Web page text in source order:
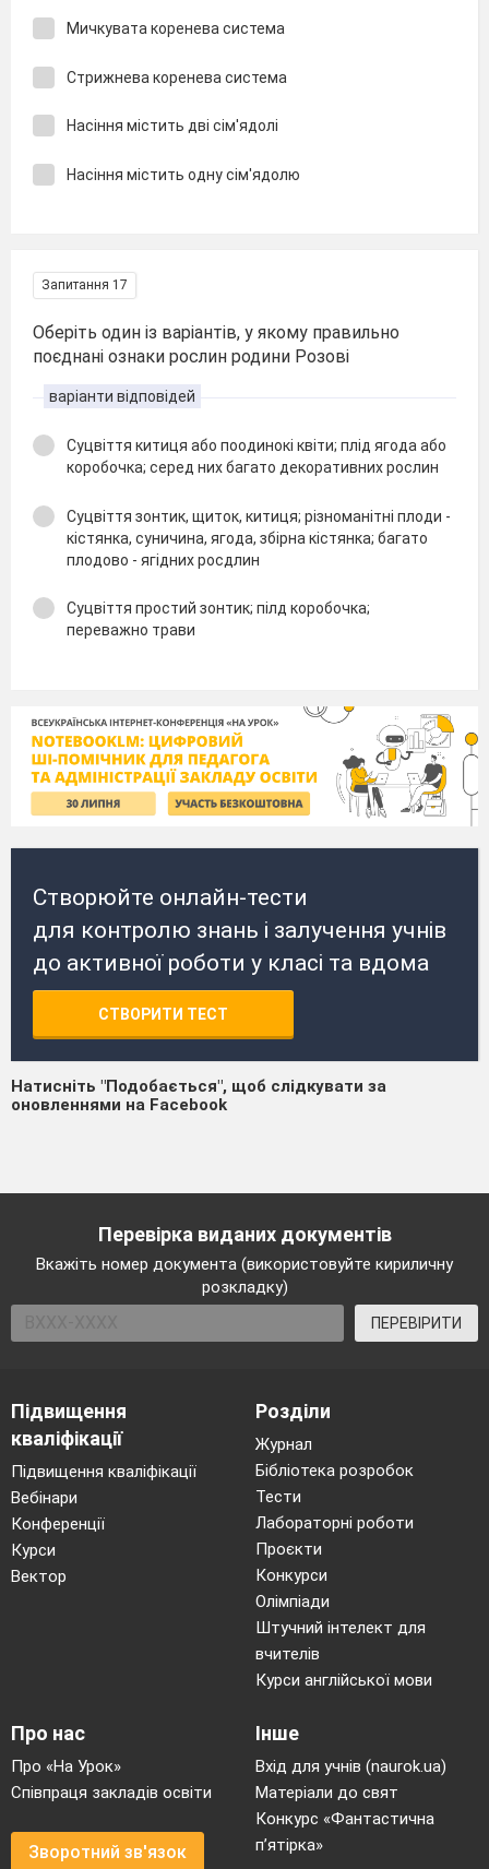
Мичкувата коренева система
Стрижнева коренева система
Насіння містить дві сім'ядолі
Насіння містить одну сім'ядолю
Запитання 17
Оберіть один із варіантів, у якому правильно
поєднані ознаки рослин родини Розові
варіанти відповідей
Суцвіття китиця або поодинокі квіти; плід ягода або
коробочка; серед них багато декоративних рослин
Суцвіття зонтик, щиток, китиця; різноманітні плоди -
кістянка, суничина, ягода, збірна кістянка; багато
плодово - ягідних росдлин
Суцвіття простий зонтик; пілд коробочка;
переважно трави
Створюйте онлайн-тести
для контролю знань і залучення учнів
до активної роботи у класі та вдома
СТВОРИТИ ТЕСТ
Натисніть "Подобається", щоб слідкувати за
оновленнями на Facebook
Перевірка виданих документів
Вкажіть номер документа (використовуйте кириличну
розкладку)
ПЕРЕВІРИТИ
Підвищення
кваліфікації
Підвищення кваліфікації
Вебінари
Конференції
Курси
Вектор
Розділи
Журнал
Бібліотека розробок
Тести
Лабораторні роботи
Проєкти
Конкурси
Олімпіади
Штучний інтелект для
вчителів
Курси англійської мови
Про нас
Про «На Урок»
Співпраця закладів освіти
Зворотний зв'язок
Інше
Вхід для учнів (naurok.ua)
Матеріали до свят
Конкурс «Фантастична
п’ятірка»